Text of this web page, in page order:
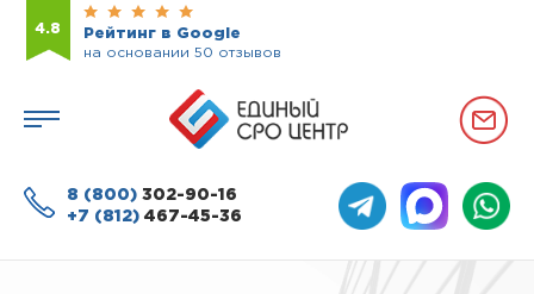
4.8
Рейтинг в Google
на основании 50 отзывов
8 (800) 302-90-16
+7 (812) 467-45-36